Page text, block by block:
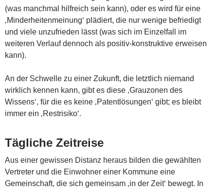
(was manchmal hilfreich sein kann), oder es wird für eine
‚Minderheitenmeinung‘ plädiert, die nur wenige befriedigt
und viele unzufrieden lässt (was sich im Einzelfall im
weiteren Verlauf dennoch als positiv-konstruktive erweisen
kann).
An der Schwelle zu einer Zukunft, die letztlich niemand
wirklich kennen kann, gibt es diese ‚Grauzonen des
Wissens‘, für die es keine ‚Patentlösungen‘ gibt; es bleibt
immer ein ‚Restrisiko‘.
Tägliche Zeitreise
Aus einer gewissen Distanz heraus bilden die gewählten
Vertreter und die Einwohner einer Kommune eine
Gemeinschaft, die sich gemeinsam ‚in der Zeit‘ bewegt. In